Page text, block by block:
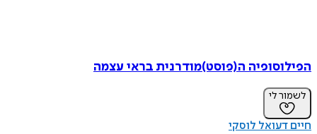
הפילוסופיה ה(פוסט)מודרנית בראי עצמה
לשמור לי
חיים דעואל לוסקי